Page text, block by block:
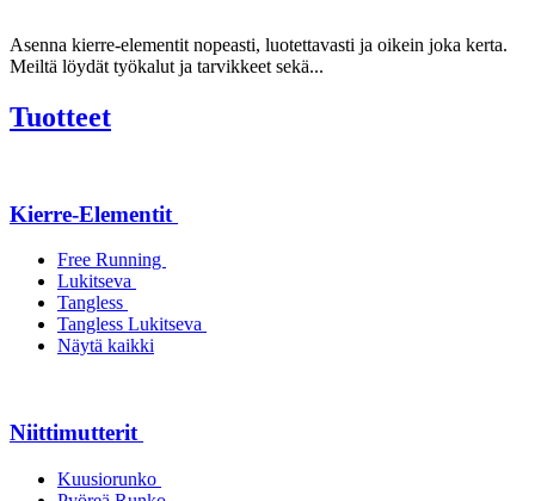
Asenna kierre-elementit nopeasti, luotettavasti ja oikein joka kerta.
Meiltä löydät työkalut ja tarvikkeet sekä...
Tuotteet
Kierre-Elementit
Free Running
Lukitseva
Tangless
Tangless Lukitseva
Näytä kaikki
Niittimutterit
Kuusiorunko